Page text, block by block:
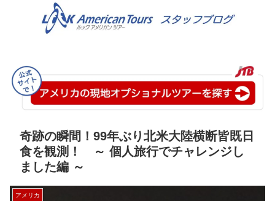
奇跡の瞬間！99年ぶり北米大陸横断皆既日
食を観測！ ～ 個人旅行でチャレンジし
ました編 ～
アメリカ